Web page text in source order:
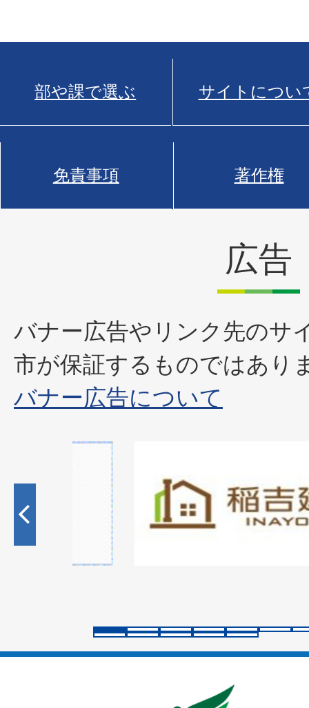
部や課で選ぶ サイトについ
免責事項 著作権
広告
バナー広告やリンク先のサ
市が保証するものではあり
バナー広告について
ラ
イ